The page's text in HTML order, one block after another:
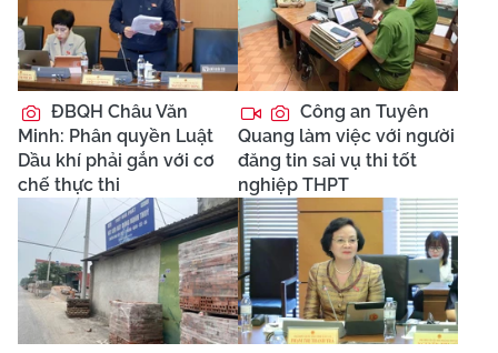
ĐBQH Châu Văn
Minh: Phân quyền Luật
Dầu khí phải gắn với cơ
chế thực thi
Công an Tuyên
Quang làm việc với người
đăng tin sai vụ thi tốt
nghiệp THPT